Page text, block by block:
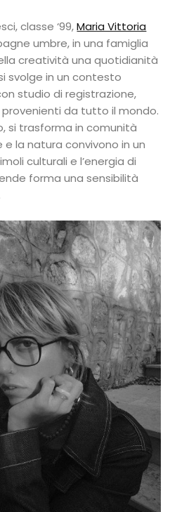
classe ‘99,Maria Vittoria
umbre, in una famiglia
creatività una quotidianità
svolge in un contesto
studio di registrazione,
da tutto il mondo.
si trasforma in comunità
la natura convivono in un
culturali e l’energia di
forma una sensibilità